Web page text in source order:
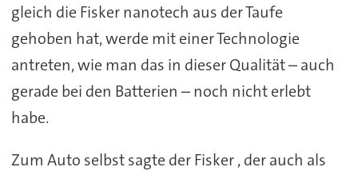
gleich die Fisker nanotech aus der Taufe
gehoben hat, werde mit einer Technologie
antreten, wie man das in dieser Qualität – auch
gerade bei den Batterien – noch nicht erlebt
habe.
Zum Auto selbst sagte der Fisker , der auch als